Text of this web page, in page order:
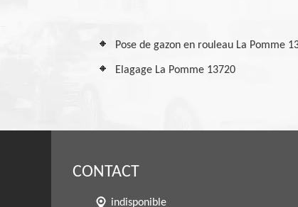
Pose de gazon en rouleau La Pomme
Elagage La Pomme 13720
CONTACT
indisponible